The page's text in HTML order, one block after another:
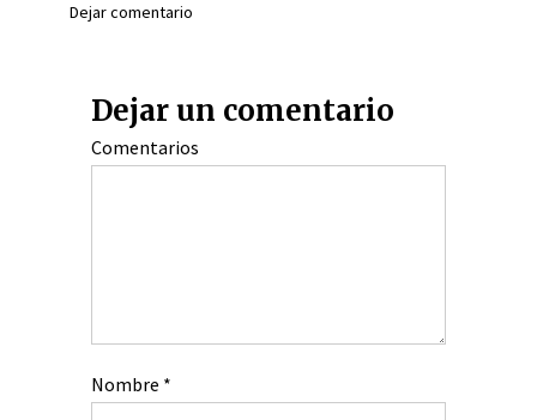
Dejar comentario
Dejar un comentario
Comentarios
Nombre *